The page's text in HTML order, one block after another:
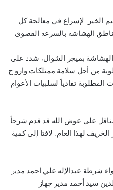
الخير الإسراع في معالجة كل
الهشاشة بالسرعة القصوى
بميجر الشوال، شدد على
من أجل سلامة ممتلكات وارواح
المطلوبة تفادياً لسلبيات الأعوام
علي عوض الله قد قدم شرحاً
لهذا العام، لافتا إلى كمية
شرطة عبدالإله علي احمد مدير
سيد أحمد مدير جهاز